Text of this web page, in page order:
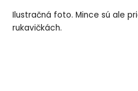
Ilustračná foto. Mince sú ale
rukavičkách.